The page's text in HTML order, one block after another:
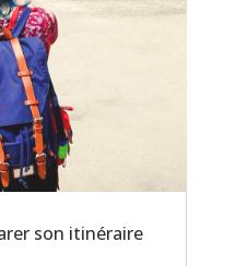
son itinéraire